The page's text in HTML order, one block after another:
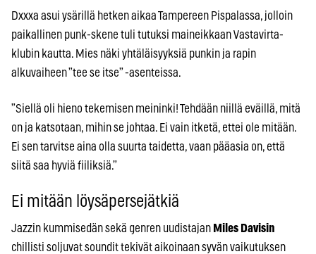
Dxxxa asui ysärillä hetken aikaa Tampereen Pispalassa, jolloin
paikallinen punk-skene tuli tutuksi maineikkaan Vastavirta-
klubin kautta. Mies näki yhtäläisyyksiä punkin ja rapin
alkuvaiheen ”tee se itse” -asenteissa.
”Siellä oli hieno tekemisen meininki! Tehdään niillä eväillä, mitä
on ja katsotaan, mihin se johtaa. Ei vain itketä, ettei ole mitään.
Ei sen tarvitse aina olla suurta taidetta, vaan pääasia on, että
siitä saa hyviä fiiliksiä.”
Ei mitään löysäpersejätkiä
Jazzin kummisedän sekä genren uudistajan Miles Davisin
chillisti soljuvat soundit tekivät aikoinaan syvän vaikutuksen